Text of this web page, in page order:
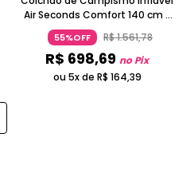
Air Seconds Comfort 140 cm 2
Pessoas
55%OFF R$1.561,78
R$ 698,69 no Pix
ou 5x de R$ 164,39